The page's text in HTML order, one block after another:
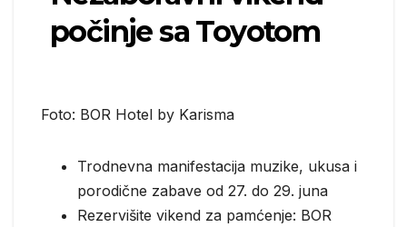
počinje sa Toyotom
Foto: BOR Hotel by Karisma
Trodnevna manifestacija muzike, ukusa i
porodične zabave od 27. do 29. juna
Rezervišite vikend za pamćenje: BOR